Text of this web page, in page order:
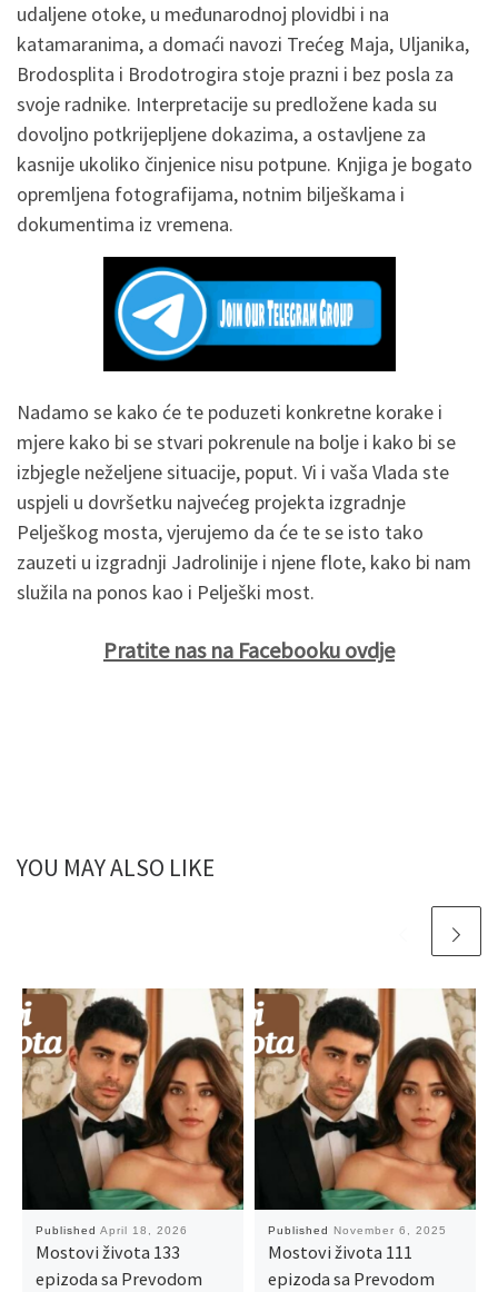
udaljene otoke, u međunarodnoj plovidbi i na
katamaranima, a domaći navozi Trećeg Maja, Uljanika,
Brodosplita i Brodotrogira stoje prazni i bez posla za
svoje radnike. Interpretacije su predložene kada su
dovoljno potkrijepljene dokazima, a ostavljene za
kasnije ukoliko činjenice nisu potpune. Knjiga je bogato
opremljena fotografijama, notnim bilješkama i
dokumentima iz vremena.
Nadamo se kako će te poduzeti konkretne korake i
mjere kako bi se stvari pokrenule na bolje i kako bi se
izbjegle neželjene situacije, poput. Vi i vaša Vlada ste
uspjeli u dovršetku najvećeg projekta izgradnje
Pelješkog mosta, vjerujemo da će te se isto tako
zauzeti u izgradnji Jadrolinije i njene flote, kako bi nam
služila na ponos kao i Pelješki most.
Pratite nas na Facebooku ovdje
YOU MAY ALSO LIKE
Published April 18, 2026
Mostovi života 133
epizoda sa Prevodom
Published November 6, 2025
Mostovi života 111
epizoda sa Prevodom